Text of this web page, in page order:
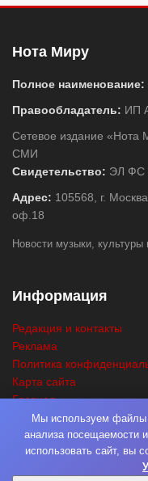
Нота Миру
Полное наименование:
Правообладатель: ИП
Сетевое издание «Нота
СМИ
Свидетельство: ЭЛ ФС
Адрес: 105568, г.
оф.18
Новости музыки, культуры
Информация
Редакция и контакты
Реклама
Политика
Карта сайта
Главная
Поиск
© 2026Нота Миру.
Мы используем файлы
анализа посещаемости
использовать сайт, вы